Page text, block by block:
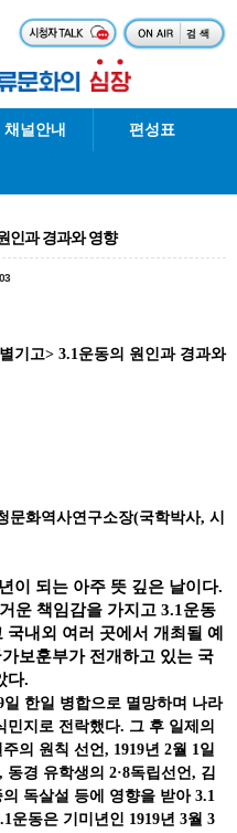
채널안내 편성표
인과 경과와 영향
의 원인과 경과와
문화역사연구소장(국학박사, 시
이 되는 아주 뜻 깊은 날이다.
운 책임감을 가지고 3.1운동
내외 여러 곳에서 개최될 예
보훈부가 전개하고 있는 국
다.
한일 병합으로 멸망하며 나라
지로 전락했다. 그 후 일제의
의 원칙 선언, 1919년 2월 1일
경 유학생의 2·8독립선언, 김
독살설 등에 영향을 받아 3.1
운동은 기미년인 1919년 3월 3